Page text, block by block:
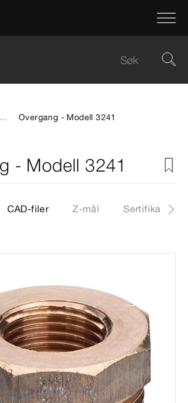
... Overgang - Modell 3241
- Modell 3241
CAD-filer Z-mål Sertifikater